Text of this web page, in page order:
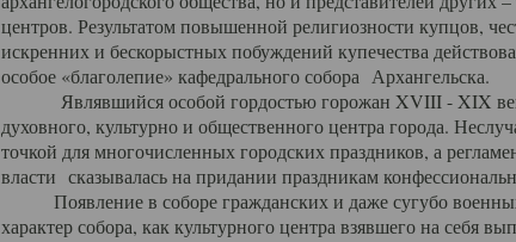
центров. Результатом повышенной религиозности купцов,
искренних и бескорыстных побуждений купечества
особое «благолепие» кафедрального собора Архангельска.
Являвшийся особой гордостью горожан XVIII - XIX
духовного, культурно и общественного центра города.
точкой для многочисленных городских праздников, а
власти сказывалась на придании праздникам
Появление в соборе гражданских и даже сугубо
характер собора, как культурного центра взявшего на себя